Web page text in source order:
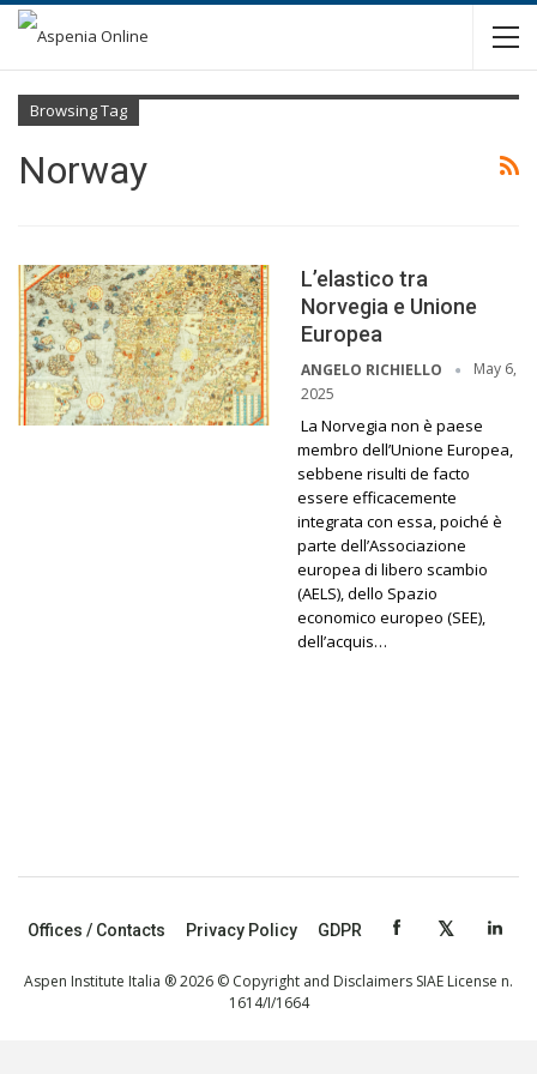
Browsing Tag
Norway
L’elastico tra
Norvegia e Unione
Europea
ANGELO RICHIELLO
May 6,
2025
La Norvegia non è paese
membro dell’Unione Europea,
sebbene risulti de facto
essere efficacemente
integrata con essa, poiché è
parte dell’Associazione
europea di libero scambio
(AELS), dello Spazio
economico europeo (SEE),
dell’acquis…
Offices / Contacts Privacy Policy GDPR
Aspen Institute Italia ® 2026 © Copyright and Disclaimers SIAE License n.
1614/I/1664